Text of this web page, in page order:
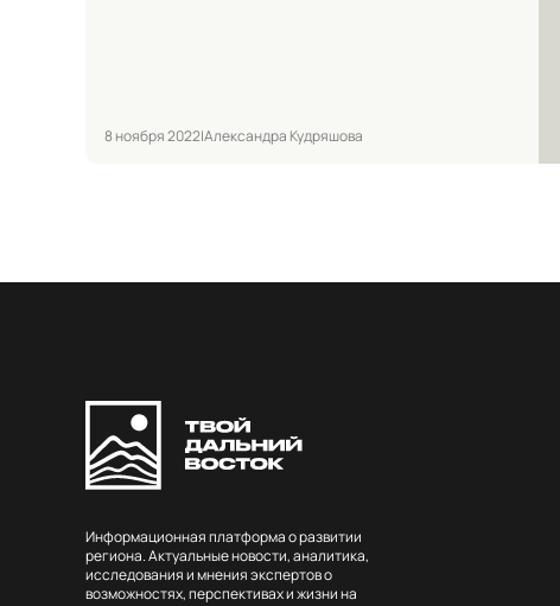
8 ноября 2022|Александра Кудряшова
Информационная платформа о развитии
региона. Актуальные новости, аналитика,
исследования и мнения экспертов о
возможностях, перспективах и жизни на